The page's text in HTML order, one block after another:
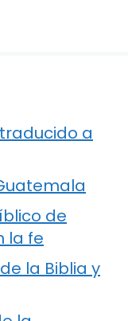
a
de
la fe
la Biblia y